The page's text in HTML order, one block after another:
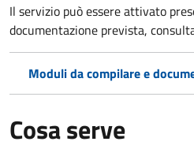
Il servizio può essere attivato
documentazione prevista,
Moduli da compilare e
Cosa serve